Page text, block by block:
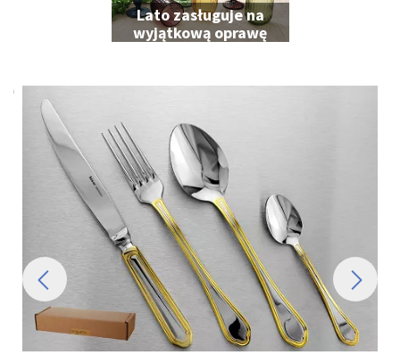
Lato zasługuje na
wyjątkową oprawę